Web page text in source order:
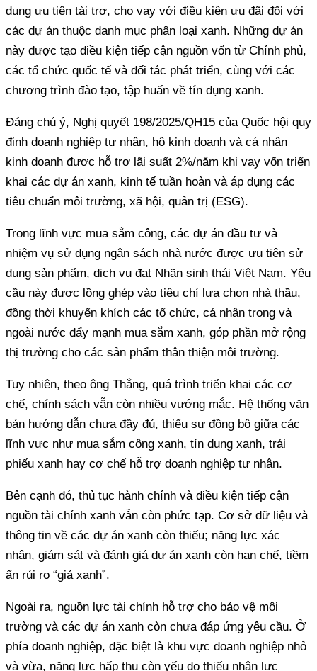
dụng ưu tiên tài trợ, cho vay với điều kiện ưu đãi đối với
các dự án thuộc danh mục phân loại xanh. Những dự án
này được tạo điều kiện tiếp cận nguồn vốn từ Chính phủ,
các tổ chức quốc tế và đối tác phát triển, cùng với các
chương trình đào tạo, tập huấn về tín dụng xanh.
Đáng chú ý, Nghị quyết 198/2025/QH15 của Quốc hội quy
định doanh nghiệp tư nhân, hộ kinh doanh và cá nhân
kinh doanh được hỗ trợ lãi suất 2%/năm khi vay vốn triển
khai các dự án xanh, kinh tế tuần hoàn và áp dụng các
tiêu chuẩn môi trường, xã hội, quản trị (ESG).
Trong lĩnh vực mua sắm công, các dự án đầu tư và
nhiệm vụ sử dụng ngân sách nhà nước được ưu tiên sử
dụng sản phẩm, dịch vụ đạt Nhãn sinh thái Việt Nam. Yêu
cầu này được lồng ghép vào tiêu chí lựa chọn nhà thầu,
đồng thời khuyến khích các tổ chức, cá nhân trong và
ngoài nước đẩy mạnh mua sắm xanh, góp phần mở rộng
thị trường cho các sản phẩm thân thiện môi trường.
Tuy nhiên, theo ông Thắng, quá trình triển khai các cơ
chế, chính sách vẫn còn nhiều vướng mắc. Hệ thống văn
bản hướng dẫn chưa đầy đủ, thiếu sự đồng bộ giữa các
lĩnh vực như mua sắm công xanh, tín dụng xanh, trái
phiếu xanh hay cơ chế hỗ trợ doanh nghiệp tư nhân.
Bên cạnh đó, thủ tục hành chính và điều kiện tiếp cận
nguồn tài chính xanh vẫn còn phức tạp. Cơ sở dữ liệu và
thông tin về các dự án xanh còn thiếu; năng lực xác
nhận, giám sát và đánh giá dự án xanh còn hạn chế, tiềm
ẩn rủi ro “giả xanh”.
Ngoài ra, nguồn lực tài chính hỗ trợ cho bảo vệ môi
trường và các dự án xanh còn chưa đáp ứng yêu cầu. Ở
phía doanh nghiệp, đặc biệt là khu vực doanh nghiệp nhỏ
và vừa, năng lực hấp thụ còn yếu do thiếu nhân lực